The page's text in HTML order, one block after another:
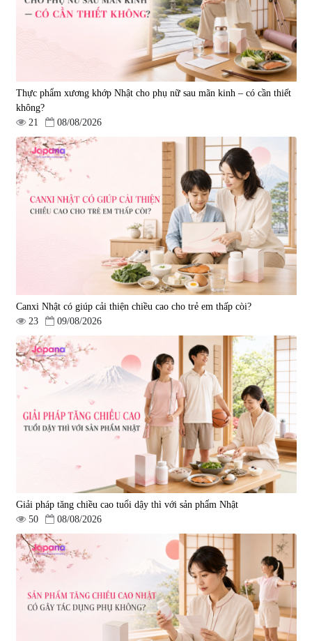
Viên uống hỗ trợ giấc ngủ Fujina
Sleepy Nhật Bản 80 viên
580.000 đ
điều trị đột quỵ Biken Kinase
Gold 60 viên
|0
1.570.000 đ
Thực phẩm xương khớp Nhật cho phụ nữ sau mãn kinh – có cần thiết
không?
21
08/08/2026
Canxi Nhật có giúp cải thiện chiều cao cho trẻ em thấp còi?
23
09/08/2026
Giải pháp tăng chiều cao tuổi dậy thì với sản phẩm Nhật
50
08/08/2026